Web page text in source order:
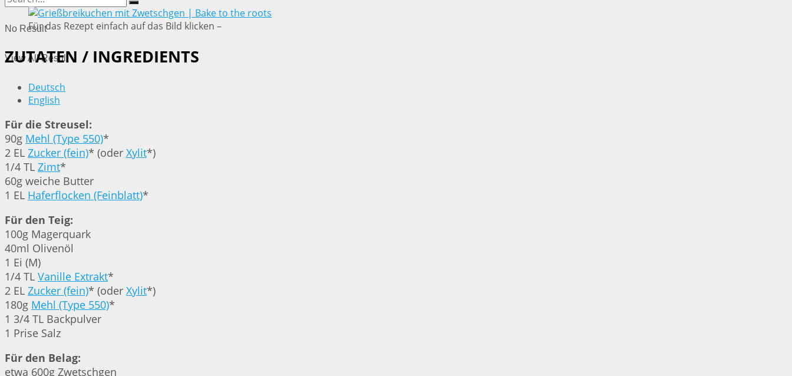
No Result
View All Result
Für das Rezept einfach auf das Bild klicken –
ZUTATEN / INGREDIENTS
Deutsch
English
Für die Streusel:
90g Mehl (Type 550)*
2 EL Zucker (fein)* (oder Xylit*)
1/4 TL Zimt*
60g weiche Butter
1 EL Haferflocken (Feinblatt)*
Für den Teig:
100g Magerquark
40ml Olivenöl
1 Ei (M)
1/4 TL Vanille Extrakt*
2 EL Zucker (fein)* (oder Xylit*)
180g Mehl (Type 550)*
1 3/4 TL Backpulver
1 Prise Salz
Für den Belag:
etwa 600g Zwetschgen